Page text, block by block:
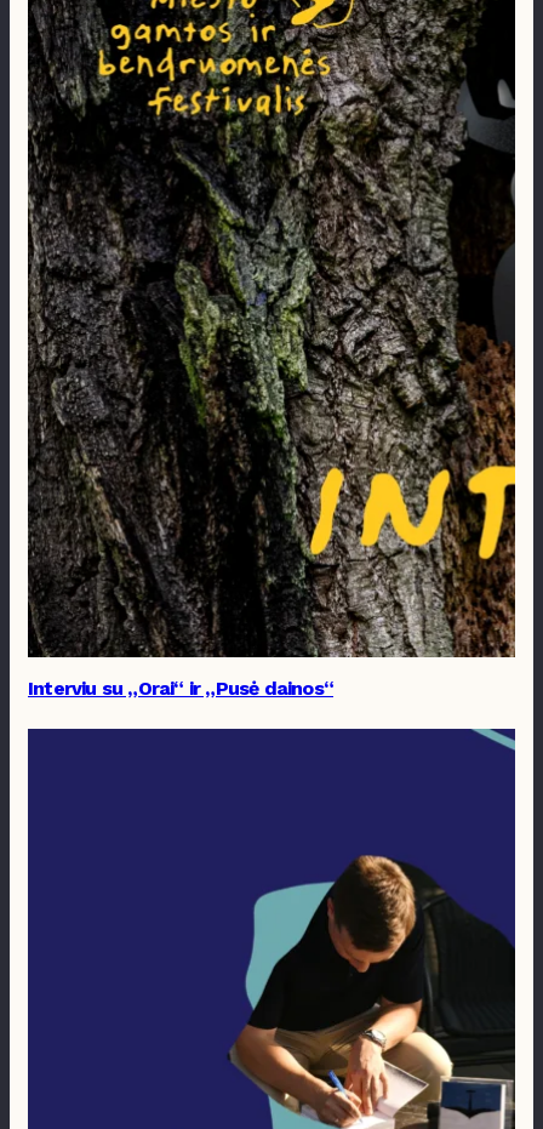
Interviu su „Orai“ ir „Pusė dainos“